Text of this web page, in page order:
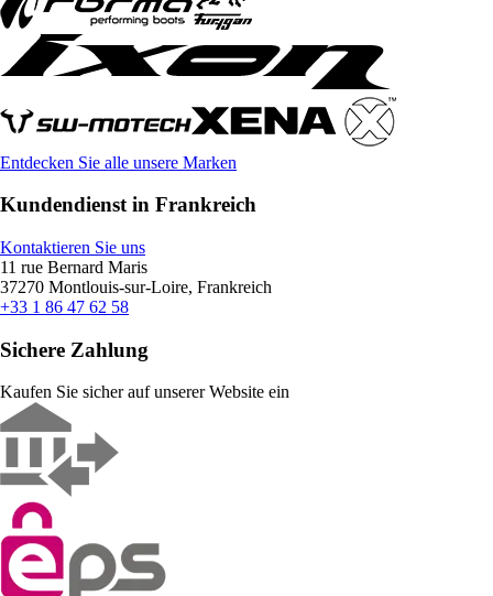
Entdecken Sie alle unsere Marken
Kundendienst in Frankreich
Kontaktieren Sie uns
11 rue Bernard Maris
37270 Montlouis-sur-Loire, Frankreich
+33 1 86 47 62 58
Sichere Zahlung
Kaufen Sie sicher auf unserer Website ein